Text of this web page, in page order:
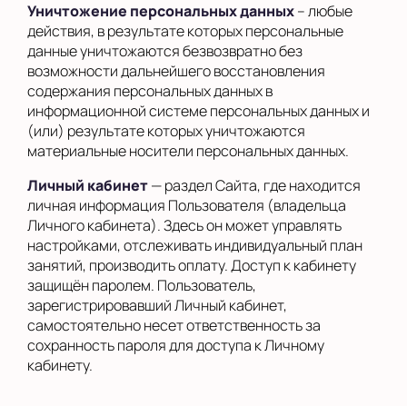
Уничтожение персональных данных– любые
действия, в результате которых персональные
данные уничтожаются безвозвратно без
возможности дальнейшего восстановления
содержания персональных данных в
информационной системе персональных данных и
(или) результате которых уничтожаются
материальные носители персональных данных.
Личный кабинет— раздел Сайта, где находится
личная информация Пользователя (владельца
Личного кабинета). Здесь он может управлять
настройками, отслеживать индивидуальный план
занятий, производить оплату. Доступ к кабинету
защищён паролем. Пользователь,
зарегистрировавший Личный кабинет,
самостоятельно несет ответственность за
сохранность пароля для доступа к Личному
кабинету.